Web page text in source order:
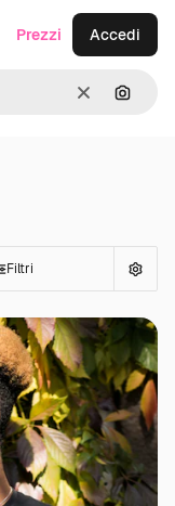
CancellaCerca
Prezzi Accedi
Filtri